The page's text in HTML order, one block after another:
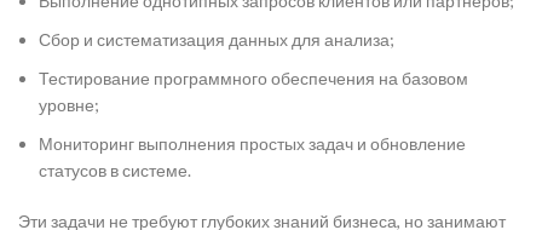
Сбор и систематизация данных для анализа;
Тестирование программного обеспечения на базовом
уровне;
Мониторинг выполнения простых задач и обновление
статусов в системе.
Эти задачи не требуют глубоких знаний бизнеса, но занимают